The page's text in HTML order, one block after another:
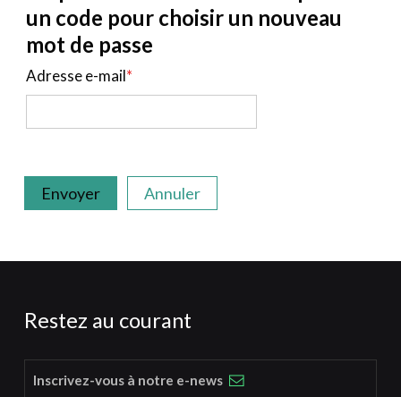
un code pour choisir un nouveau
mot de passe
Adresse e-mail*
Envoyer Annuler
Restez au courant
Inscrivez-vous à notre e-news